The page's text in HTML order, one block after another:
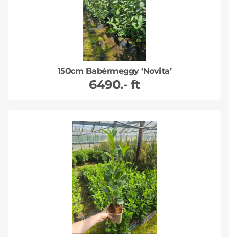
150cm Babérmeggy ‘Novita’
6490.- ft